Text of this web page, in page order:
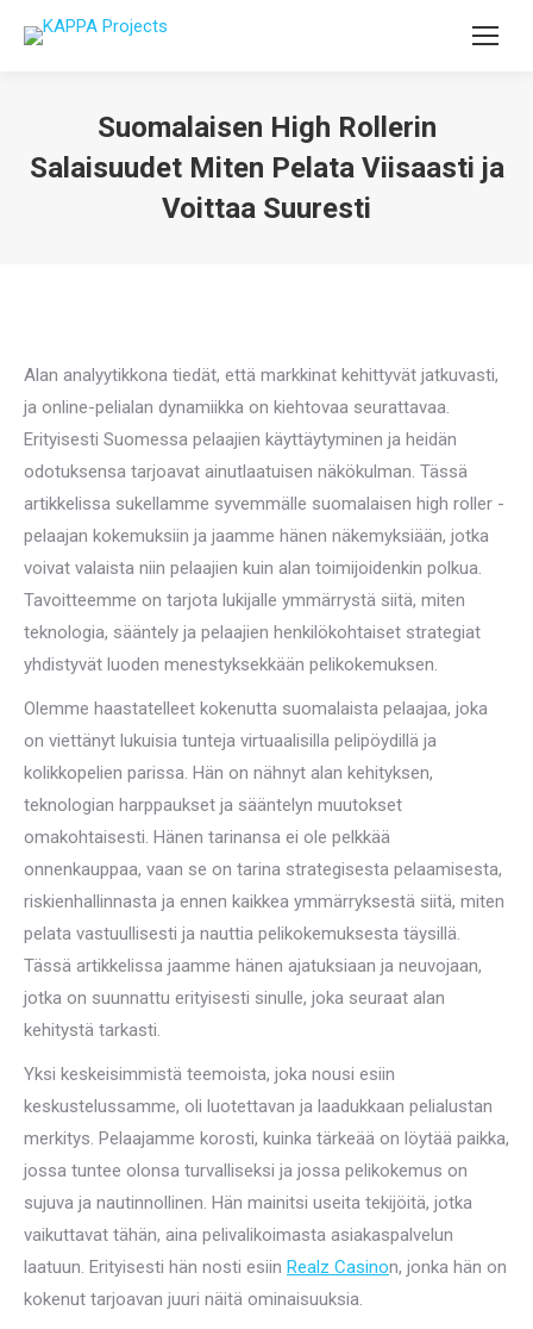
Suomalaisen High Rollerin
Salaisuudet Miten Pelata Viisaasti ja
Voittaa Suuresti
Alan analyytikkona tiedät, että markkinat kehittyvät jatkuvasti,
ja online-pelialan dynamiikka on kiehtovaa seurattavaa.
Erityisesti Suomessa pelaajien käyttäytyminen ja heidän
odotuksensa tarjoavat ainutlaatuisen näkökulman. Tässä
artikkelissa sukellamme syvemmälle suomalaisen high roller -
pelaajan kokemuksiin ja jaamme hänen näkemyksiään, jotka
voivat valaista niin pelaajien kuin alan toimijoidenkin polkua.
Tavoitteemme on tarjota lukijalle ymmärrystä siitä, miten
teknologia, sääntely ja pelaajien henkilökohtaiset strategiat
yhdistyvät luoden menestyksekkään pelikokemuksen.
Olemme haastatelleet kokenutta suomalaista pelaajaa, joka
on viettänyt lukuisia tunteja virtuaalisilla pelipöydillä ja
kolikkopelien parissa. Hän on nähnyt alan kehityksen,
teknologian harppaukset ja sääntelyn muutokset
omakohtaisesti. Hänen tarinansa ei ole pelkkää
onnenkauppaa, vaan se on tarina strategisesta pelaamisesta,
riskienhallinnasta ja ennen kaikkea ymmärryksestä siitä, miten
pelata vastuullisesti ja nauttia pelikokemuksesta täysillä.
Tässä artikkelissa jaamme hänen ajatuksiaan ja neuvojaan,
jotka on suunnattu erityisesti sinulle, joka seuraat alan
kehitystä tarkasti.
Yksi keskeisimmistä teemoista, joka nousi esiin
keskustelussamme, oli luotettavan ja laadukkaan pelialustan
merkitys. Pelaajamme korosti, kuinka tärkeää on löytää paikka,
jossa tuntee olonsa turvalliseksi ja jossa pelikokemus on
sujuva ja nautinnollinen. Hän mainitsi useita tekijöitä, jotka
vaikuttavat tähän, aina pelivalikoimasta asiakaspalvelun
laatuun. Erityisesti hän nosti esiin Realz Casinon, jonka hän on
kokenut tarjoavan juuri näitä ominaisuuksia.